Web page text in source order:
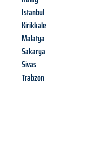
Istanbul
Kirikkale
Malatya
Sakarya
Sivas
Trabzon